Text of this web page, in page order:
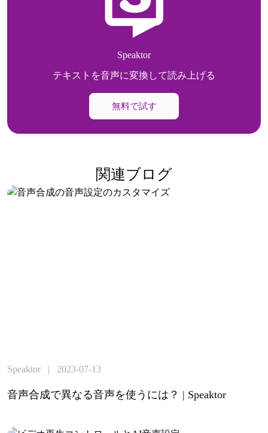
Speaktor
テキストを音声に変換して読み上げる
無料で試す
関連ブログ
Speaktor | 2023-07-13
音声合成で異なる音声を使うには？ | Speaktor